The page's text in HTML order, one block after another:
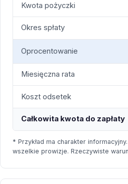
Kwota pożyczki
Okres spłaty
Oprocentowanie
Miesięczna rata
Koszt odsetek
Całkowita kwota do zapłaty
* Przykład ma charakter
wszelkie prowizje. Rzeczywiste